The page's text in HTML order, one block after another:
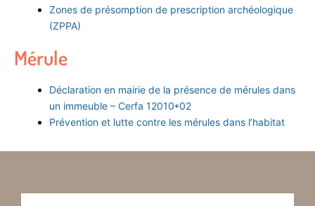
Zones de présomption de prescription archéologique
(ZPPA)
Mérule
Déclaration en mairie de la présence de mérules dans
un immeuble – Cerfa 12010*02
Prévention et lutte contre les mérules dans l’habitat